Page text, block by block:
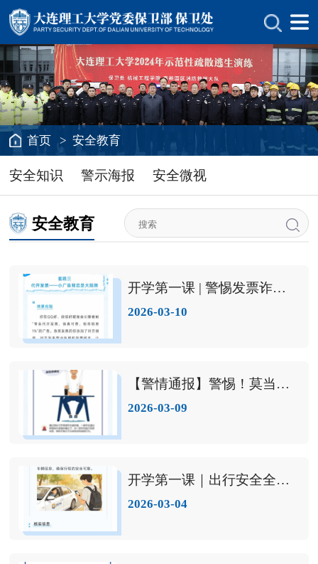
首页 >安全教育
安全知识 警示海报 安全微视
安全教育
开学第一课 | 警惕发票诈骗，师生切勿上当！
2026-03-10
【警情通报】警惕！莫当电诈“工具人”
2026-03-09
开学第一课｜出行安全全攻略
2026-03-04